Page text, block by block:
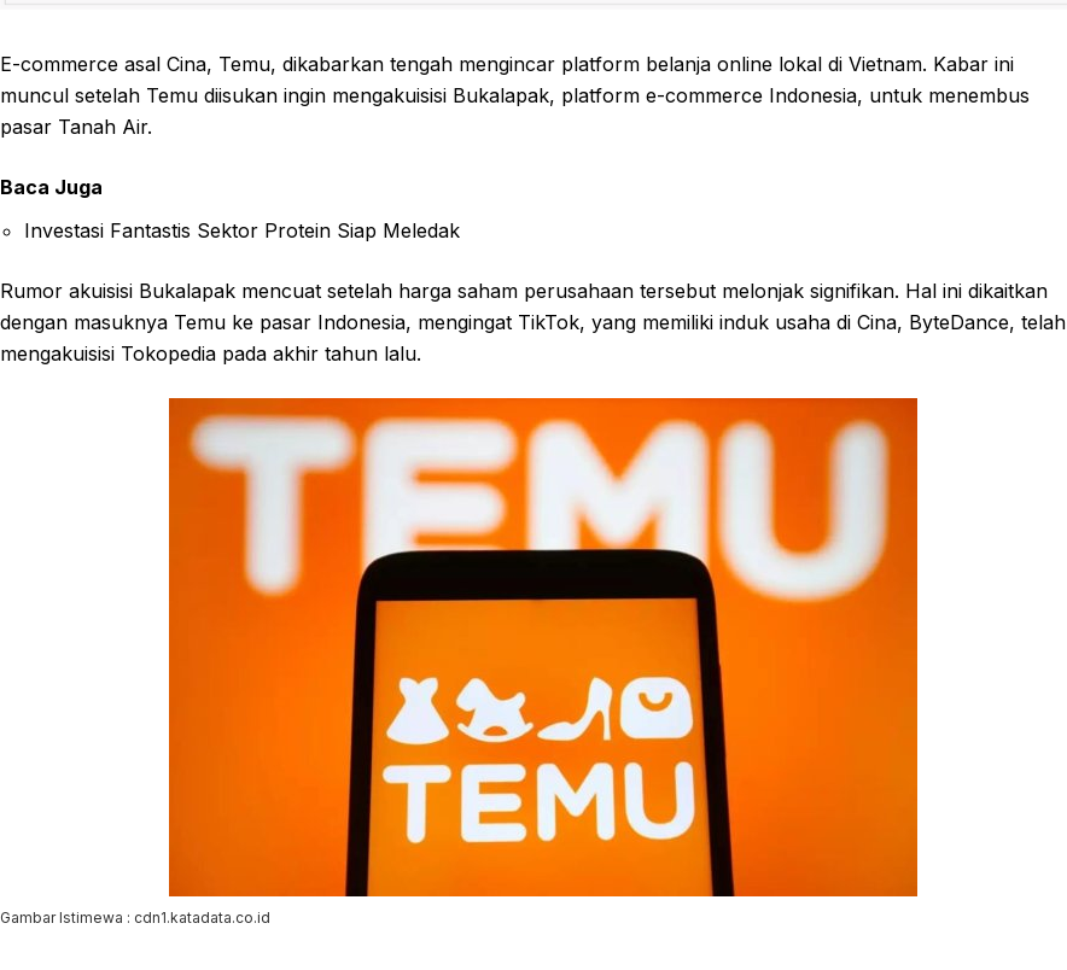
E-commerce asal Cina, Temu, dikabarkan tengah mengincar platform belanja online lokal di Vietnam. Kabar ini
muncul setelah Temu diisukan ingin mengakuisisi Bukalapak, platform e-commerce Indonesia, untuk menembus
pasar Tanah Air.
Baca Juga
Investasi Fantastis Sektor Protein Siap Meledak
Rumor akuisisi Bukalapak mencuat setelah harga saham perusahaan tersebut melonjak signifikan. Hal ini dikaitkan
dengan masuknya Temu ke pasar Indonesia, mengingat TikTok, yang memiliki induk usaha di Cina, ByteDance, telah
mengakuisisi Tokopedia pada akhir tahun lalu.
Gambar Istimewa : cdn1.katadata.co.id